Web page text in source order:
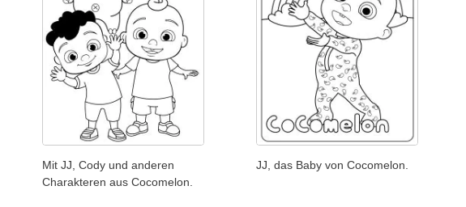
Mit JJ, Cody und anderen
Charakteren aus Cocomelon.
JJ, das Baby von Cocomelon.